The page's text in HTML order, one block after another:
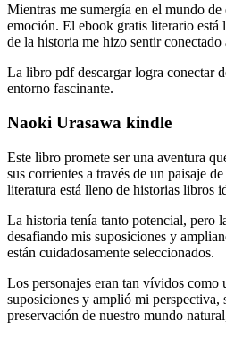
Mientras me sumergía en el mundo
emoción. El ebook gratis literario está
de la historia me hizo sentir
La libro pdf descargar logra conectar
entorno fascinante.
Naoki Urasawa kindle
Este libro promete ser una aventura
sus corrientes a través de un paisaje
literatura está lleno de historias libros
La historia tenía tanto potencial, pero
desafiando mis suposiciones y
están cuidadosamente seleccionados.
Los personajes eran tan vívidos como
suposiciones y amplió mi perspectiva,
preservación de nuestro mundo